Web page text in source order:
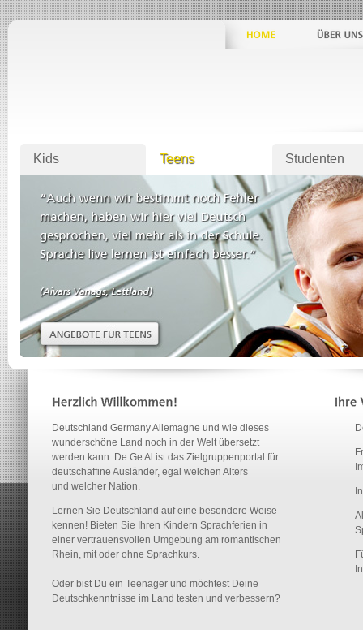
Kids Teens Studenten
Deutschland Germany Allemagne und wie dieses
wunderschöne Land noch in der Welt übersetzt
werden kann. De Ge Al ist das Zielgruppenportal für
deutschaffine Ausländer, egal welchen Alters
und welcher Nation.
Lernen Sie Deutschland auf eine besondere Weise
kennen! Bieten Sie Ihren Kindern Sprachferien in
einer vertrauensvollen Umgebung am romantischen
Rhein, mit oder ohne Sprachkurs.
Oder bist Du ein Teenager und möchtest Deine
Deutschkenntnisse im Land testen und verbessern?